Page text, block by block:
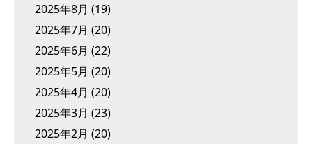
2025年8月 (19)
2025年7月 (20)
2025年6月 (22)
2025年5月 (20)
2025年4月 (20)
2025年3月 (23)
2025年2月 (20)